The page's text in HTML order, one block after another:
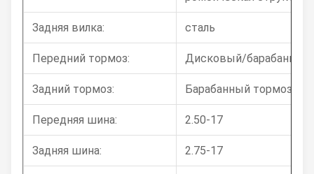
Задняя вилка: сталь
Передний тормоз: Дисковый/барабанный
Задний тормоз: Барабанный тормоз
Передняя шина: 2.50-17
Задняя шина: 2.75-17